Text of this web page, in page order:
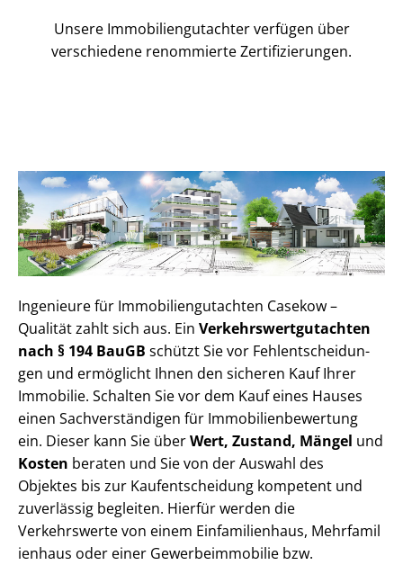
Unsere Immobilien­gutachter verfügen über
verschiedene renommierte Zer­ti­fi­zie­run­gen.
Ingenieure für Im­mo­bi­li­en­gut­ach­ten Casekow –
Qualität zahlt sich aus. Ein Ver­kehrs­wert­gut­ach­ten
nach § 194 BauGB schützt Sie vor Fehl­ent­schei­dun­
gen und ermöglicht Ihnen den sicheren Kauf Ihrer
Immobilie. Schalten Sie vor dem Kauf eines Hauses
einen Sach­ver­stän­di­gen für Im­mo­bi­li­en­be­wer­tung
ein. Dieser kann Sie überWert, Zustand, Mängel und
Kosten beraten und Sie von der Auswahl des
Objektes bis zur Kauf­ent­schei­dung kompetent und
zuverlässig begleiten. Hierfür werden die
Verkehrswerte von einem Einfamilienhaus, Mehr­fa­mi­l
i­en­haus oder einer Ge­wer­be­im­mo­bi­lie bzw.